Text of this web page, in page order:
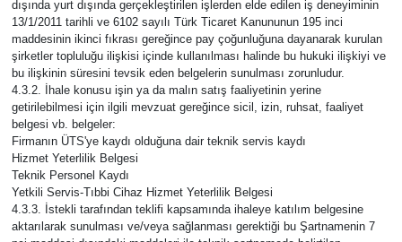
dışında yurt dışında gerçekleştirilen işlerden elde edilen iş deneyiminin
13/1/2011 tarihli ve 6102 sayılı Türk Ticaret Kanununun 195 inci
maddesinin ikinci fıkrası gereğince pay çoğunluğuna dayanarak kurulan
şirketler topluluğu ilişkisi içinde kullanılması halinde bu hukuki ilişkiyi ve
bu ilişkinin süresini tevsik eden belgelerin sunulması zorunludur.
4.3.2. İhale konusu işin ya da malın satış faaliyetinin yerine
getirilebilmesi için ilgili mevzuat gereğince sicil, izin, ruhsat, faaliyet
belgesi vb. belgeler:
Firmanın ÜTS'ye kaydı olduğuna dair teknik servis kaydı
Hizmet Yeterlilik Belgesi
Teknik Personel Kaydı
Yetkili Servis-Tıbbi Cihaz Hizmet Yeterlilik Belgesi
4.3.3. İstekli tarafından teklifi kapsamında ihaleye katılım belgesine
aktarılarak sunulması ve/veya sağlanması gerektiği bu Şartnamenin 7